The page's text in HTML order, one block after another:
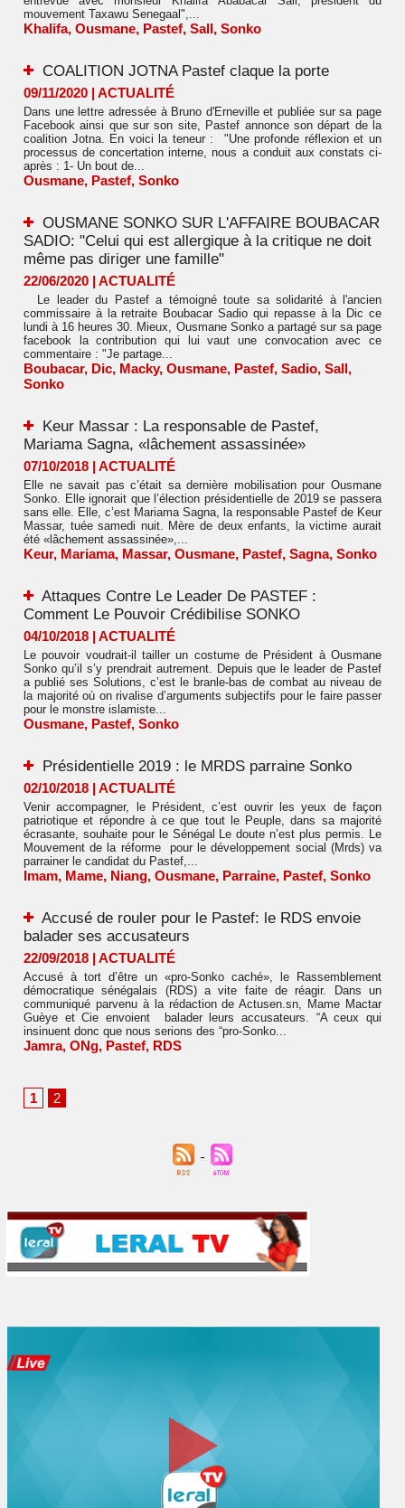
mouvement Taxawu Senegaal",...
Khalifa, Ousmane, Pastef, Sall, Sonko
COALITION JOTNA Pastef claque la porte
09/11/2020 | ACTUALITÉ
Dans une lettre adressée à Bruno d'Erneville et publiée sur sa page
Facebook ainsi que sur son site, Pastef annonce son départ de la
coalition Jotna. En voici la teneur : "Une profonde réflexion et un
processus de concertation interne, nous a conduit aux constats ci-
après : 1- Un bout de...
Ousmane, Pastef, Sonko
OUSMANE SONKO SUR L'AFFAIRE BOUBACAR
SADIO: "Celui qui est allergique à la critique ne doit
même pas diriger une famille"
22/06/2020 | ACTUALITÉ
Le leader du Pastef a témoigné toute sa solidarité à l'ancien
commissaire à la retraite Boubacar Sadio qui repasse à la Dic ce
lundi à 16 heures 30. Mieux, Ousmane Sonko a partagé sur sa page
facebook la contribution qui lui vaut une convocation avec ce
commentaire : "Je partage...
Boubacar, Dic, Macky, Ousmane, Pastef, Sadio, Sall,
Sonko
Keur Massar : La responsable de Pastef,
Mariama Sagna, «lâchement assassinée»
07/10/2018 | ACTUALITÉ
Elle ne savait pas c’était sa dernière mobilisation pour Ousmane
Sonko. Elle ignorait que l’élection présidentielle de 2019 se passera
sans elle. Elle, c’est Mariama Sagna, la responsable Pastef de Keur
Massar, tuée samedi nuit. Mère de deux enfants, la victime aurait
été «lâchement assassinée»,...
Keur, Mariama, Massar, Ousmane, Pastef, Sagna, Sonko
Attaques Contre Le Leader De PASTEF :
Comment Le Pouvoir Crédibilise SONKO
04/10/2018 | ACTUALITÉ
Le pouvoir voudrait-il tailler un costume de Président à Ousmane
Sonko qu’il s’y prendrait autrement. Depuis que le leader de Pastef
a publié ses Solutions, c’est le branle-bas de combat au niveau de
la majorité où on rivalise d’arguments subjectifs pour le faire passer
pour le monstre islamiste...
Ousmane, Pastef, Sonko
Présidentielle 2019 : le MRDS parraine Sonko
02/10/2018 | ACTUALITÉ
Venir accompagner, le Président, c’est ouvrir les yeux de façon
patriotique et répondre à ce que tout le Peuple, dans sa majorité
écrasante, souhaite pour le Sénégal Le doute n’est plus permis. Le
Mouvement de la réforme pour le développement social (Mrds) va
parrainer le candidat du Pastef,...
Imam, Mame, Niang, Ousmane, Parraine, Pastef, Sonko
Accusé de rouler pour le Pastef: le RDS envoie
balader ses accusateurs
22/09/2018 | ACTUALITÉ
Accusé à tort d’être un «pro-Sonko caché», le Rassemblement
démocratique sénégalais (RDS) a vite faite de réagir. Dans un
communiqué parvenu à la rédaction de Actusen.sn, Mame Mactar
Guèye et Cie envoient balader leurs accusateurs. “A ceux qui
insinuent donc que nous serions des “pro-Sonko...
Jamra, ONg, Pastef, RDS
1 2